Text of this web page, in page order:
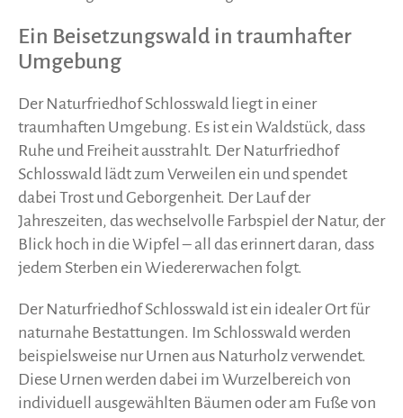
Ein Beisetzungswald in traumhafter
Umgebung
Der Naturfriedhof Schlosswald liegt in einer
traumhaften Umgebung. Es ist ein Waldstück, dass
Ruhe und Freiheit ausstrahlt. Der Naturfriedhof
Schlosswald lädt zum Verweilen ein und spendet
dabei Trost und Geborgenheit. Der Lauf der
Jahreszeiten, das wechselvolle Farbspiel der Natur, der
Blick hoch in die Wipfel – all das erinnert daran, dass
jedem Sterben ein Wiedererwachen folgt.
Der Naturfriedhof Schlosswald ist ein idealer Ort für
naturnahe Bestattungen. Im Schlosswald werden
beispielsweise nur Urnen aus Naturholz verwendet.
Diese Urnen werden dabei im Wurzelbereich von
individuell ausgewählten Bäumen oder am Fuße von